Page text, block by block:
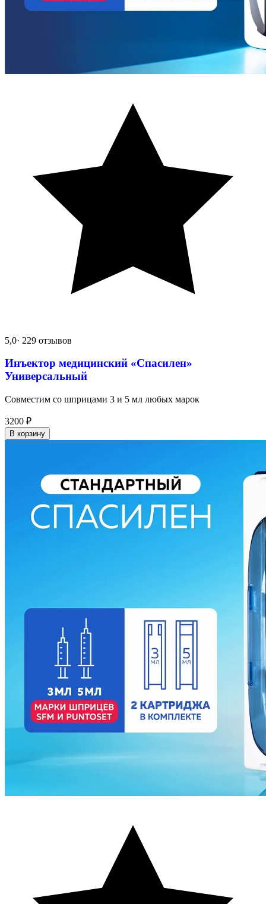
5,0· 229 отзывов
Инъектор медицинский «Спасилен»
Универсальный
Совместим со шприцами 3 и 5 мл любых марок
3200 ₽
В корзину